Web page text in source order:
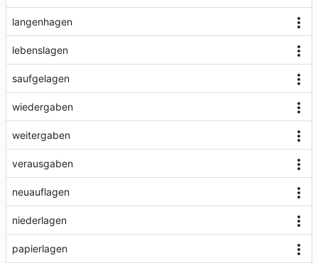
langenhagen
lebenslagen
saufgelagen
wiedergaben
weitergaben
verausgaben
neuauflagen
niederlagen
papierlagen